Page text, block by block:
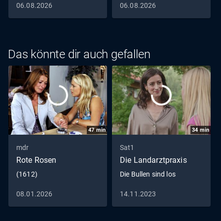
kurz bevor. Niemand ahnt, dass dessen Geschäft vor der
diese den Vertrag.
06.08.2026 06.08.2026
Das könnte dir auch gefallen
47min
mdr
Rote Rosen
(1612)
08.01.2026
34 min
Sat1
Die Landarztpraxis
Die Bullen sind los
14.11.2023